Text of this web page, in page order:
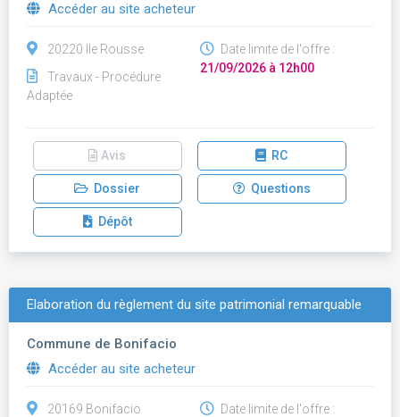
Accéder au site acheteur
20220 Ile Rousse
Travaux - Procédure
Adaptée
Date limite de l'offre :
21/09/2026 à 12h00
Avis RC
Dossier Questions
Dépôt
Élaboration du règlement du site patrimonial remarquable
Commune de Bonifacio
Accéder au site acheteur
20169 Bonifacio
Date limite de l'offre :